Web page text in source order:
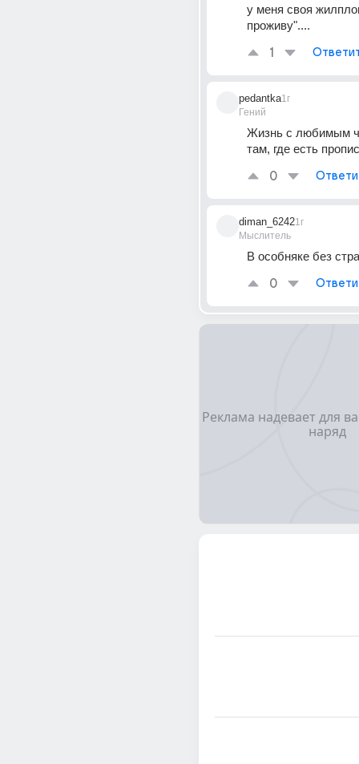
у меня своя
проживу"....
1
pedantka
Гений
1г
Жизнь с любимым
там, где есть
0
diman_6242
Мыслитель
1г
В особняке без
0